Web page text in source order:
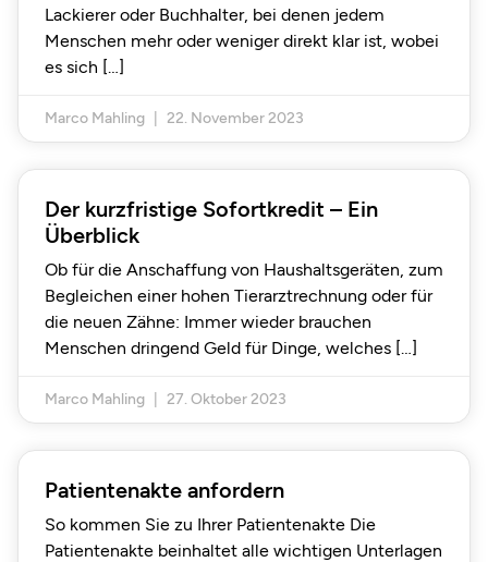
Lackierer oder Buchhalter, bei denen jedem
Menschen mehr oder weniger direkt klar ist, wobei
es sich
Marco Mahling 22. November 2023
Der kurzfristige Sofortkredit – Ein
Überblick
Ob für die Anschaffung von Haushaltsgeräten, zum
Begleichen einer hohen Tierarztrechnung oder für
die neuen Zähne: Immer wieder brauchen
Menschen dringend Geld für Dinge, welches
Marco Mahling 27. Oktober 2023
Patientenakte anfordern
So kommen Sie zu Ihrer Patientenakte Die
Patientenakte beinhaltet alle wichtigen Unterlagen